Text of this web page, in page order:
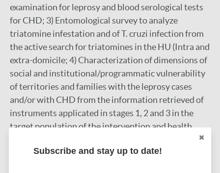
examination for leprosy and blood serological tests
for CHD; 3) Entomological survey to analyze
triatomine infestation and of T. cruzi infection from
the active search for triatomines in the HU (Intra and
extra-domicile; 4) Characterization of dimensions of
social and institutional/programmatic vulnerability
of territories and families with the leprosy cases
and/or with CHD from the information retrieved of
instruments applicated in stages 1, 2 and 3 in the
target population of the intervention and health
based on the Joinpoint Poisson regression. For the
Subscribe and stay up to date!